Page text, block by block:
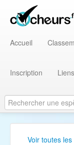
Accueil
Inscription Liens
Voir toutes les